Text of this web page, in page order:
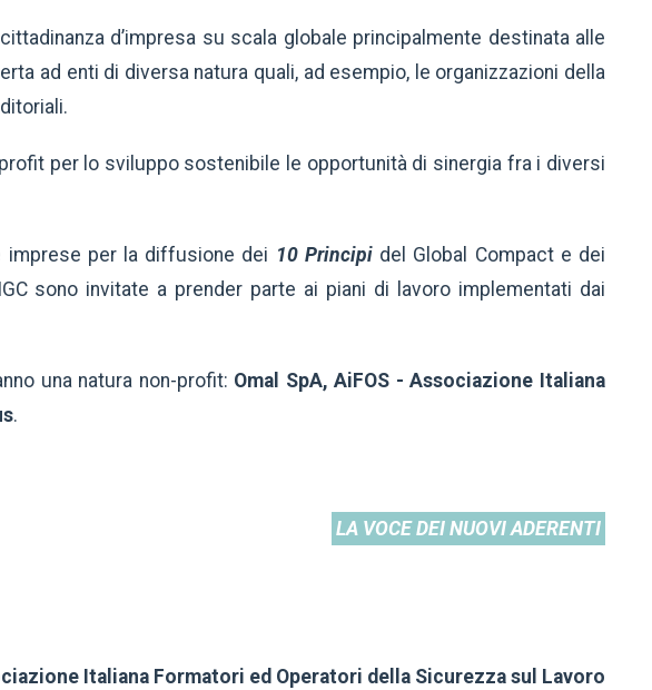
d’impresa su scala globale principalmente destinata alle
ad enti di diversa natura quali, ad esempio, le organizzazioni della
per lo sviluppo sostenibile le opportunità di sinergia fra i diversi
imprese per la diffusione dei 10 Principidel Global Compact e dei
sono invitate a prender parte ai piani di lavoro implementati dai
una natura non-profit: Omal SpA, AiFOS - Associazione Italiana
.
LA VOCE DEI NUOVI ADERENTI
Italiana Formatori ed Operatori della Sicurezza sul Lavoro